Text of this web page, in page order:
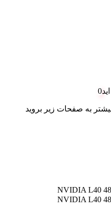
0
به صفحات زیر بروید